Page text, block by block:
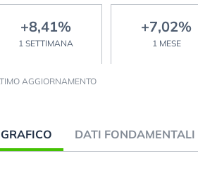
+8,41%
1 SETTIMANA
+7,02%
1 MESE
AGGIORNAMENTO
GRAFICO DATI FONDAMENTALI